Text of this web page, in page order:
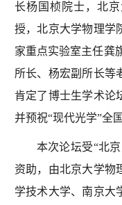
长杨国桢院士，北
授，北京大学物理学
家重点实验室主任龚
所长、杨宏副所长等
肯定了博士生学术论
并预祝“现代光学”全
本次论坛受“北
资助，由北京大学物
学技术大学、南京大